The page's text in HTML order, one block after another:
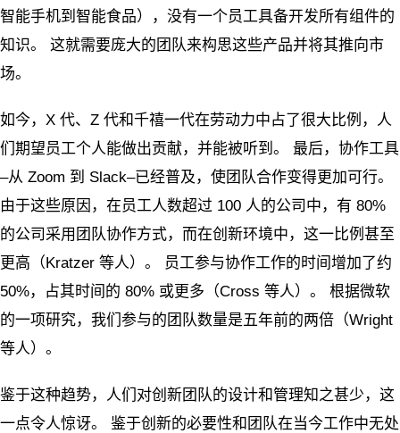
智能手机到智能食品），没有一个员工具备开发所有组件的
知识。 这就需要庞大的团队来构思这些产品并将其推向市
场。
如今，X 代、Z 代和千禧一代在劳动力中占了很大比例，人
们期望员工个人能做出贡献，并能被听到。 最后，协作工具
–从 Zoom 到 Slack–已经普及，使团队合作变得更加可行。
由于这些原因，在员工人数超过 100 人的公司中，有 80%
的公司采用团队协作方式，而在创新环境中，这一比例甚至
更高（Kratzer 等人）。 员工参与协作工作的时间增加了约
50%，占其时间的 80% 或更多（Cross 等人）。 根据微软
的一项研究，我们参与的团队数量是五年前的两倍（Wright
等人）。
鉴于这种趋势，人们对创新团队的设计和管理知之甚少，这
一点令人惊讶。 鉴于创新的必要性和团队在当今工作中无处